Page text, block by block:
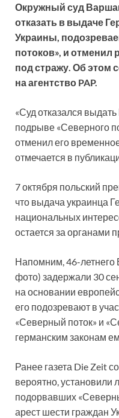
Окружный суд
отказать в выдаче
Украины,
потоков», и отменил
под стражу. Об этом
на агентство PAP.
«Суд отказался
подрыве «Северного
отменил его
отмечается в
7 октября польский
что выдача украинца
национальных
остается за органами
Напомним, 46-
фото) задержали 30
на основании
его подозревают в
«Северный поток» и
германским законам
Ранее газета Die Zeit
вероятно, установили
подорвавших
арест шести граждан